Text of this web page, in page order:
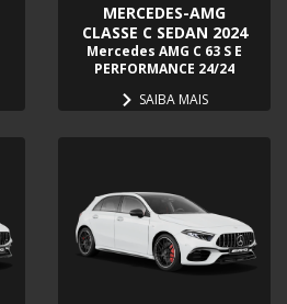
MERCEDES-AMG
CLASSE C SEDAN 2024
Mercedes AMG C 63 S E
PERFORMANCE 24/24
SAIBA MAIS